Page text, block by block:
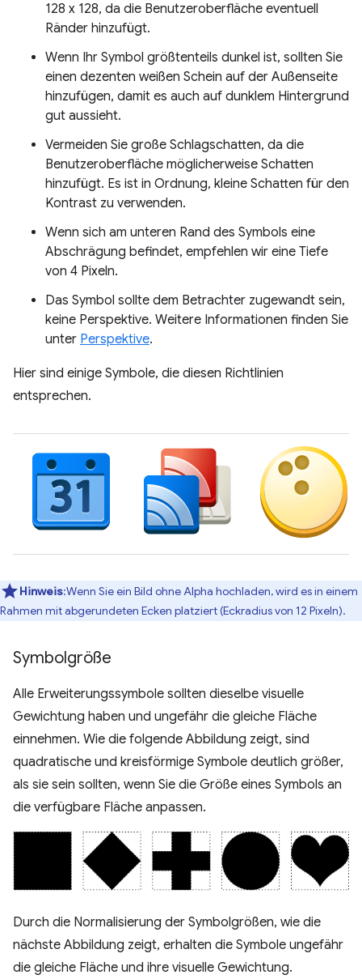
128 x 128, da die Benutzeroberfläche eventuell
Ränder hinzufügt.
Wenn Ihr Symbol größtenteils dunkel ist, sollten Sie
einen dezenten weißen Schein auf der Außenseite
hinzufügen, damit es auch auf dunklem Hintergrund
gut aussieht.
Vermeiden Sie große Schlagschatten, da die
Benutzeroberfläche möglicherweise Schatten
hinzufügt. Es ist in Ordnung, kleine Schatten für den
Kontrast zu verwenden.
Wenn sich am unteren Rand des Symbols eine
Abschrägung befindet, empfehlen wir eine Tiefe
von 4 Pixeln.
Das Symbol sollte dem Betrachter zugewandt sein,
keine Perspektive. Weitere Informationen finden Sie
unter Perspektive.
Hier sind einige Symbole, die diesen Richtlinien
entsprechen.
Hinweis:Wenn Sie ein Bild ohne Alpha hochladen, wird es in einem
Rahmen mit abgerundeten Ecken platziert (Eckradius von 12 Pixeln).
Symbolgröße
Alle Erweiterungssymbole sollten dieselbe visuelle
Gewichtung haben und ungefähr die gleiche Fläche
einnehmen. Wie die folgende Abbildung zeigt, sind
quadratische und kreisförmige Symbole deutlich größer,
als sie sein sollten, wenn Sie die Größe eines Symbols an
die verfügbare Fläche anpassen.
Durch die Normalisierung der Symbolgrößen, wie die
nächste Abbildung zeigt, erhalten die Symbole ungefähr
die gleiche Fläche und ihre visuelle Gewichtung.